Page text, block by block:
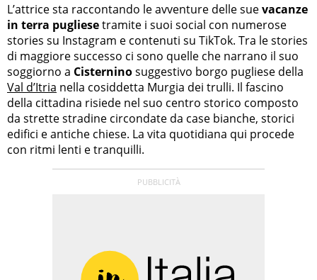
L’attrice sta raccontando le avventure delle suevacanze
in terra pugliesetramite i suoi social con numerose
stories su Instagram e contenuti su TikTok. Tra le stories
di maggiore successo ci sono quelle che narrano il suo
soggiorno a Cisterninosuggestivo borgo pugliese della
Val d’Itria nella cosiddetta Murgia dei trulli. Il fascino
della cittadina risiede nel suo centro storico composto
da strette stradine circondate da case bianche, storici
edifici e antiche chiese. La vita quotidiana qui procede
con ritmi lenti e tranquilli.